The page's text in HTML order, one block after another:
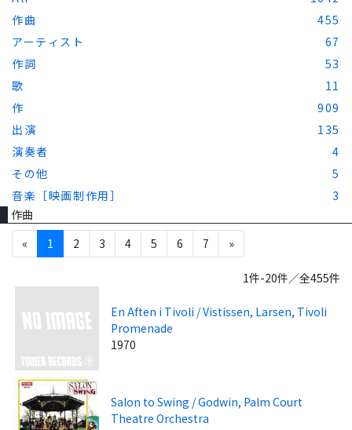
作曲
455
アーティスト
67
作詞
53
歌
11
作
909
出演
135
演奏者
4
その他
5
音楽［映画制作用］
3
作曲
«
1 2 3 4 5 6 7 »
1件-20件／全455件
En Aften i Tivoli / Vistissen, Larsen, Tivoli
Promenade
1970
Salon to Swing / Godwin, Palm Court
Theatre Orchestra